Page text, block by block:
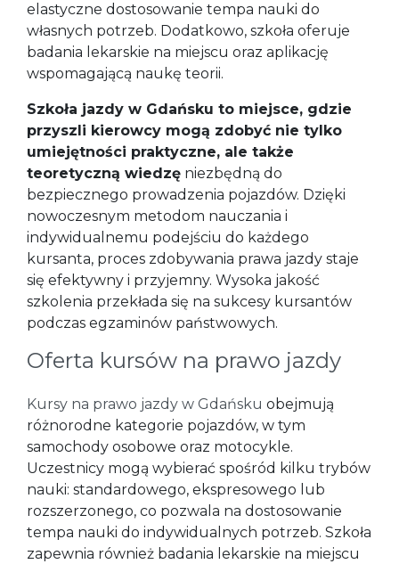
elastyczne dostosowanie tempa nauki do
własnych potrzeb. Dodatkowo, szkoła oferuje
badania lekarskie na miejscu oraz aplikację
wspomagającą naukę teorii.
Szkoła jazdy w Gdańsku to miejsce, gdzie
przyszli kierowcy mogą zdobyć nie tylko
umiejętności praktyczne, ale także
teoretyczną wiedzę niezbędną do
bezpiecznego prowadzenia pojazdów. Dzięki
nowoczesnym metodom nauczania i
indywidualnemu podejściu do każdego
kursanta, proces zdobywania prawa jazdy staje
się efektywny i przyjemny. Wysoka jakość
szkolenia przekłada się na sukcesy kursantów
podczas egzaminów państwowych.
Oferta kursów na prawo jazdy
Kursy na prawo jazdy w Gdańsku obejmują
różnorodne kategorie pojazdów, w tym
samochody osobowe oraz motocykle.
Uczestnicy mogą wybierać spośród kilku trybów
nauki: standardowego, ekspresowego lub
rozszerzonego, co pozwala na dostosowanie
tempa nauki do indywidualnych potrzeb. Szkoła
zapewnia również badania lekarskie na miejscu